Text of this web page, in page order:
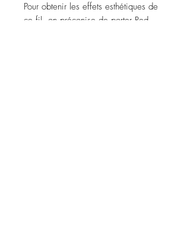
Pour obtenir les effets esthétiques de
ce fil, on préconise de porter Red